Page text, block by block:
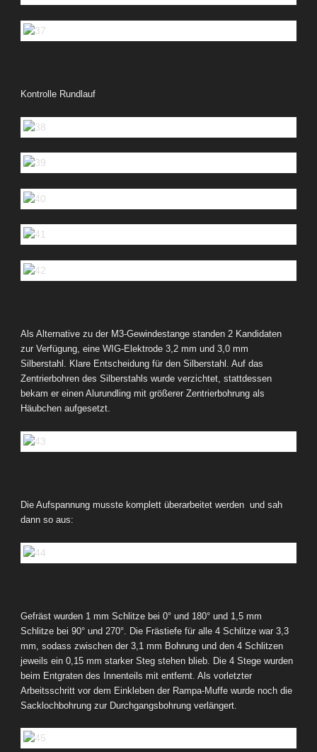
Kontrolle Rundlauf
Als Alternative zu der M3-Gewindestange standen 2 Kandidaten
zur Verfügung, eine WIG-Elektrode 3,2 mm und 3,0 mm
Silberstahl. Klare Entscheidung für den Silberstahl. Auf das
Zentrierbohren des Silberstahls wurde verzichtet, stattdessen
bekam er einen Alurundling mit größerer Zentrierbohrung als
Häubchen aufgesetzt.
Die Aufspannung musste komplett überarbeitet werden und sah
dann so aus:
Gefräst wurden 1 mm Schlitze bei 0° und 180° und 1,5 mm
Schlitze bei 90° und 270°. Die Frästiefe für alle 4 Schlitze war 3,3
mm, sodass zwischen der 3,1 mm Bohrung und den 4 Schlitzen
jeweils ein 0,15 mm starker Steg stehen blieb. Die 4 Stege wurden
beim Entgraten des Innenteils mit entfernt. Als vorletzter
Arbeitsschritt vor dem Einkleben der Rampa-Muffe wurde noch die
Sacklochbohrung zur Durchgangsbohrung verlängert.